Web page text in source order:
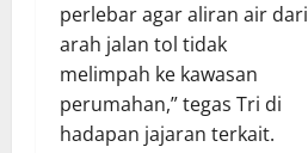
perlebar agar aliran air dari
arah jalan tol tidak
melimpah ke kawasan
perumahan,” tegas Tri di
hadapan jajaran terkait.